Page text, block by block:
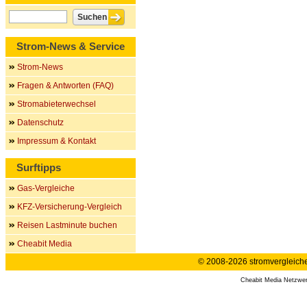
Strom-News & Service
Strom-News
Fragen & Antworten (FAQ)
Stromabieterwechsel
Datenschutz
Impressum & Kontakt
Surftipps
Gas-Vergleiche
KFZ-Versicherung-Vergleich
Reisen Lastminute buchen
Cheabit Media
© 2008-2026
Cheabit Media